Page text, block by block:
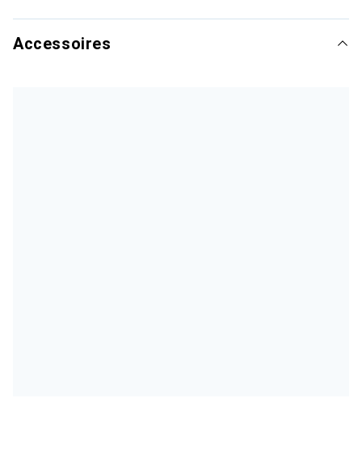
Accessoires